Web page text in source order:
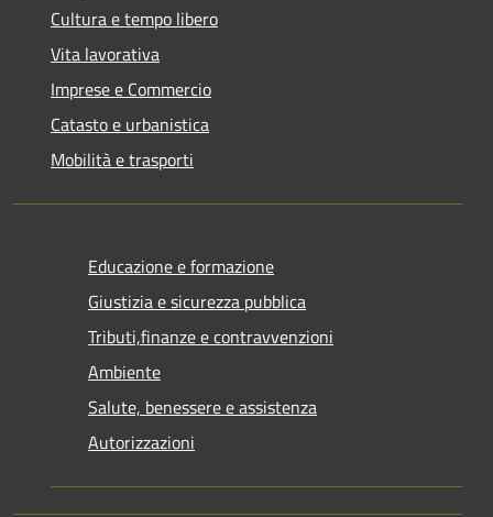
Cultura e tempo libero
Vita lavorativa
Imprese e Commercio
Catasto e urbanistica
Mobilità e trasporti
Educazione e formazione
Giustizia e sicurezza pubblica
Tributi,finanze e contravvenzioni
Ambiente
Salute, benessere e assistenza
Autorizzazioni